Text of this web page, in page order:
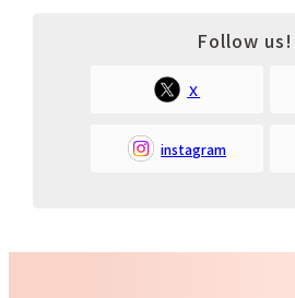
Follow us!
Ｘ
instagram